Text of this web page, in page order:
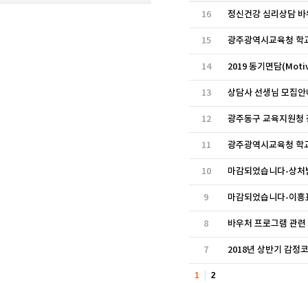
16 정신건강 심리상담
15 광주광역시교육청 학
14 2019 동기면담
13 상담사 선생님 모집안
12 광주동구 교육지원청
11 광주광역시교육청 학
10 마감되었습니다-상처
9 마감되었습니다-이흥
8 바우처 프로그램 관
7 2018년 상반기 감정
1 2